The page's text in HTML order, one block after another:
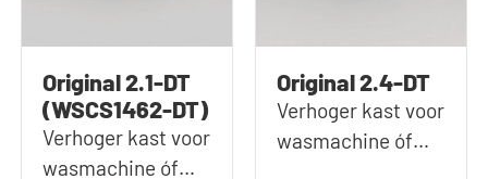
Original 2.1-DT
(WSCS1462-DT)
Verhoger kast voor
wasmachine óf
Original 2.4-DT
Verhoger kast voor
wasmachine óf